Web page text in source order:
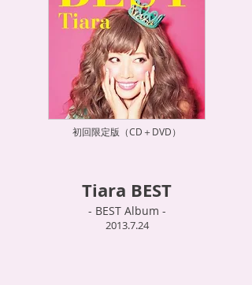
初回限定版（CD＋DVD）
Tiara BEST
- BEST Album -
2013.7.24